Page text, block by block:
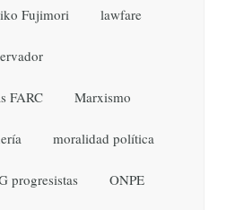
Fujimori lawfare
FARC Marxismo
moralidad política
progresistas ONPE